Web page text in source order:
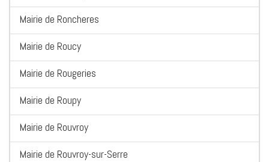
Mairie de Roncheres
Mairie de Roucy
Mairie de Rougeries
Mairie de Roupy
Mairie de Rouvroy
Mairie de Rouvroy-sur-Serre